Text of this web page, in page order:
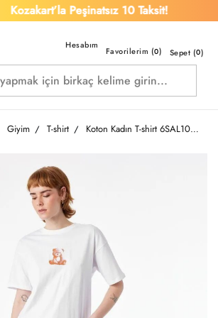
Kozakart’la Peşinatsız 10 Taksit!
Favorilerim (0) Sepet (0)
Giyim T-shirt Koton Kadın T-shirt 6SAL10661IK